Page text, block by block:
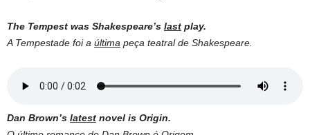
The Tempest was Shakespeare’s last play.
A Tempestade foi a última peça teatral de Shakespeare.
Dan Brown’s latest novel is Origin.